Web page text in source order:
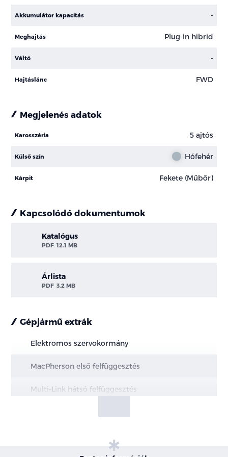
Akkumulátor kapacitás -
Meghajtás Plug-in hibrid
Váltó -
Hajtáslánc FWD
Megjelenés adatok
Karosszéria 5 ajtós
Külső szín Hófehér
Kárpit Fekete (Műbőr)
Kapcsolódó dokumentumok
Katalógus
PDF 12.1 MB
Árlista
PDF 3.2 MB
Gépjármű extrák
Elektromos szervokormány
MacPherson első felfüggesztés
Multi-Link hátsó felfüggesztés